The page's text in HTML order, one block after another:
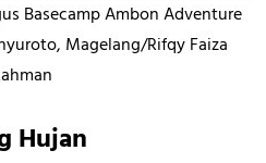
Basecamp Ambon Adventure
Magelang/Rifqy Faiza
Hujan